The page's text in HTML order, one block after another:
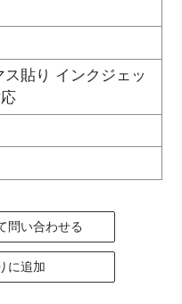
貼り インクジェッ